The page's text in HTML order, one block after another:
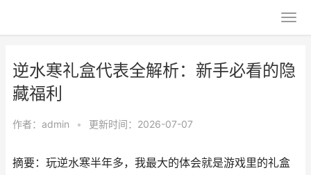
逆水寒礼盒代表全解析：新手必看的隐
藏福利
作者： admin • 更新时间：2026-07-07
摘要：玩逆水寒半年多，我最大的体会就是游戏里的礼盒